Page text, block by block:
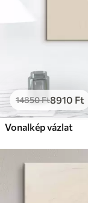
14850Ft8910 Ft
Vonalkép vázlat